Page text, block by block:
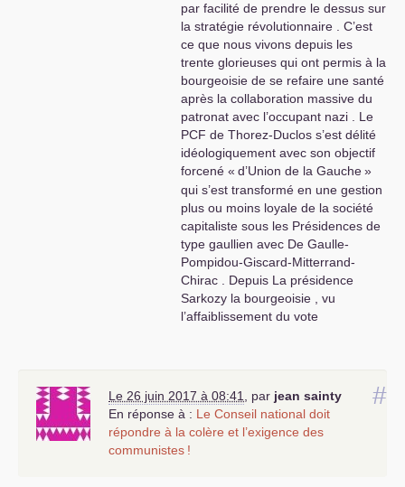
par facilité de prendre le dessus sur
la stratégie révolutionnaire . C’est
ce que nous vivons depuis les
trente glorieuses qui ont permis à la
bourgeoisie de se refaire une santé
après la collaboration massive du
patronat avec l’occupant nazi . Le
PCF de Thorez-Duclos s’est délité
idéologiquement avec son objectif
forcené « d’Union de la Gauche»
qui s’est transformé en une gestion
plus ou moins loyale de la société
capitaliste sous les Présidences de
type gaullien avec De Gaulle-
Pompidou-Giscard-Mitterrand-
Chirac . Depuis La présidence
Sarkozy la bourgeoisie , vu
l’affaiblissement du vote
réformes dites structurelles (travail-
retraites-sécurité sociale-
collectivités territoriales) pour
permettre au Patronat
#
Le 26 juin 2017 à 08:41, par jean sainty
En réponse à : Le Conseil national doit
répondre à la colère et l’exigence des
communistes !